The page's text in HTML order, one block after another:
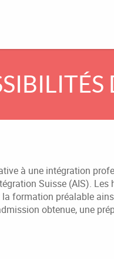
à une intégration
Suisse (AIS). Les
la formation préalable
obtenue, une